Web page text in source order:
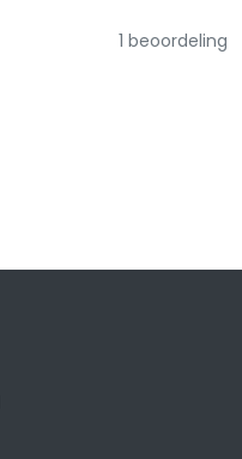
1 beoordeling